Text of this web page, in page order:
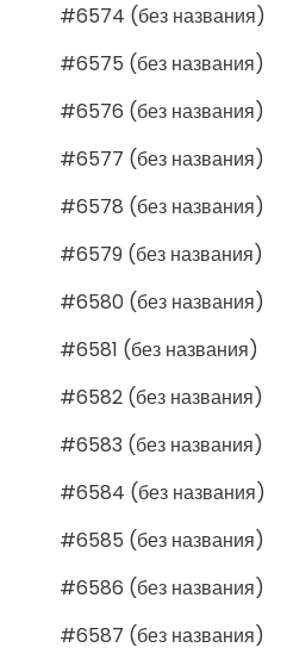
#6574 (без названия)
#6575 (без названия)
#6576 (без названия)
#6577 (без названия)
#6578 (без названия)
#6579 (без названия)
#6580 (без названия)
#6581 (без названия)
#6582 (без названия)
#6583 (без названия)
#6584 (без названия)
#6585 (без названия)
#6586 (без названия)
#6587 (без названия)